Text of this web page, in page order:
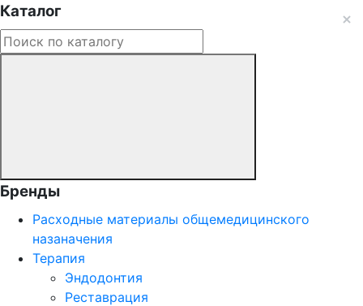
Каталог
Бренды
Расходные материалы общемедицинского
назаначения
Терапия
Эндодонтия
Реставрация